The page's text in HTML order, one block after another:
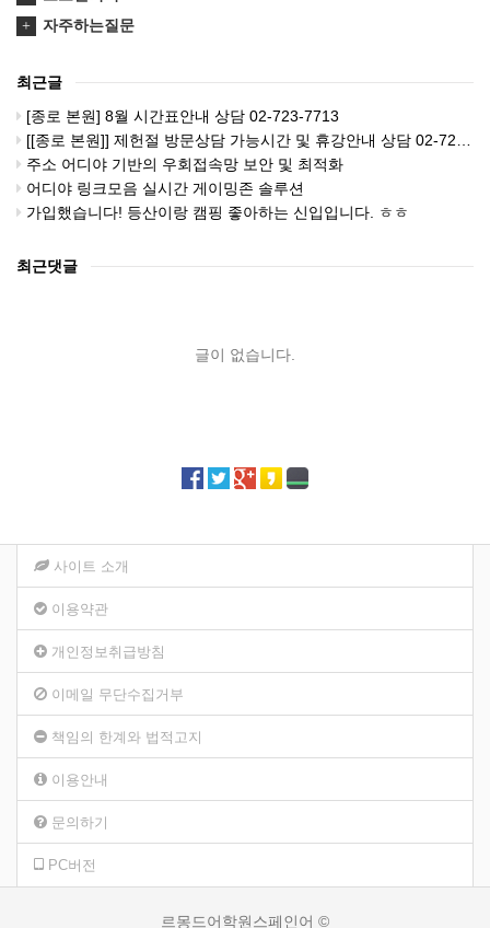
자주하는질문
최근글
[종로 본원] 8월 시간표안내 상담 02-723-7713
[[종로 본원]] 제헌절 방문상담 가능시간 및 휴강안내 상담 02-723-7713
주소 어디야 기반의 우회접속망 보안 및 최적화
어디야 링크모음 실시간 게이밍존 솔루션
가입했습니다! 등산이랑 캠핑 좋아하는 신입입니다. ㅎㅎ
최근댓글
글이 없습니다.
사이트 소개
이용약관
개인정보취급방침
이메일 무단수집거부
책임의 한계와 법적고지
이용안내
문의하기
PC버전
르몽드어학원스페인어 ©